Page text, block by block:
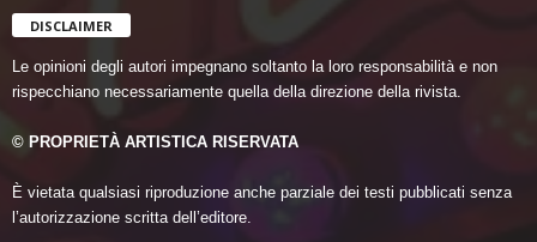
DISCLAIMER
Le opinioni degli autori impegnano soltanto la loro responsabilità e non
rispecchiano necessariamente quella della direzione della rivista.
© PROPRIETÀ ARTISTICA RISERVATA
È vietata qualsiasi riproduzione anche parziale dei testi pubblicati senza
l’autorizzazione scritta dell’editore.